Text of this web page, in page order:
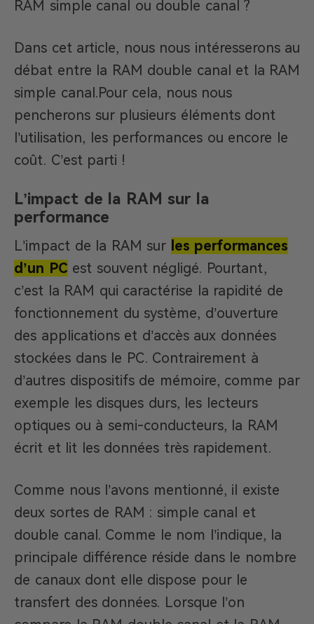
RAM simple canal ou double canal ?
Dans cet article, nous nous intéresserons au
débat entre la RAM double canal et la RAM
simple canal.Pour cela, nous nous
pencherons sur plusieurs éléments dont
l’utilisation, les performances ou encore le
coût. C’est parti !
L’impact de la RAM sur la
performance
L’impact de la RAM sur les performances
d’un PC est souvent négligé. Pourtant,
c’est la RAM qui caractérise la rapidité de
fonctionnement du système, d’ouverture
des applications et d’accès aux données
stockées dans le PC. Contrairement à
d’autres dispositifs de mémoire, comme par
exemple les disques durs, les lecteurs
optiques ou à semi-conducteurs, la RAM
écrit et lit les données très rapidement.
Comme nous l’avons mentionné, il existe
deux sortes de RAM : simple canal et
double canal. Comme le nom l’indique, la
principale différence réside dans le nombre
de canaux dont elle dispose pour le
transfert des données. Lorsque l’on